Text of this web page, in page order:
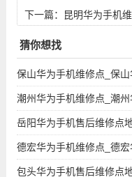
询
下一篇：
昆明华为手机
猜你想找
保山华为手机维修点_保
潮州华为手机维修点_潮
岳阳华为手机售后维修点
德宏华为手机维修点_德
包头华为手机售后维修点